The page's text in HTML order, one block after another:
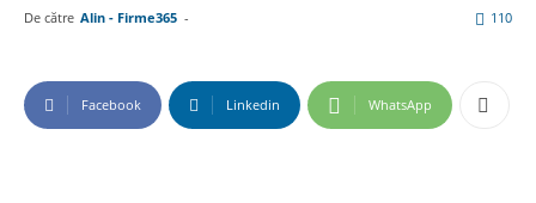
De către Alin - Firme365 - 110
Facebook Linkedin WhatsApp